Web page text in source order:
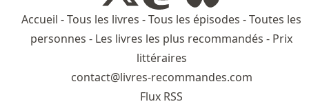
Accueil -Tous les livres -Tous les épisodes -Toutes les
personnes - Les livres les plus recommandés - Prix
littéraires
contact@livres-recommandes.com
Flux RSS